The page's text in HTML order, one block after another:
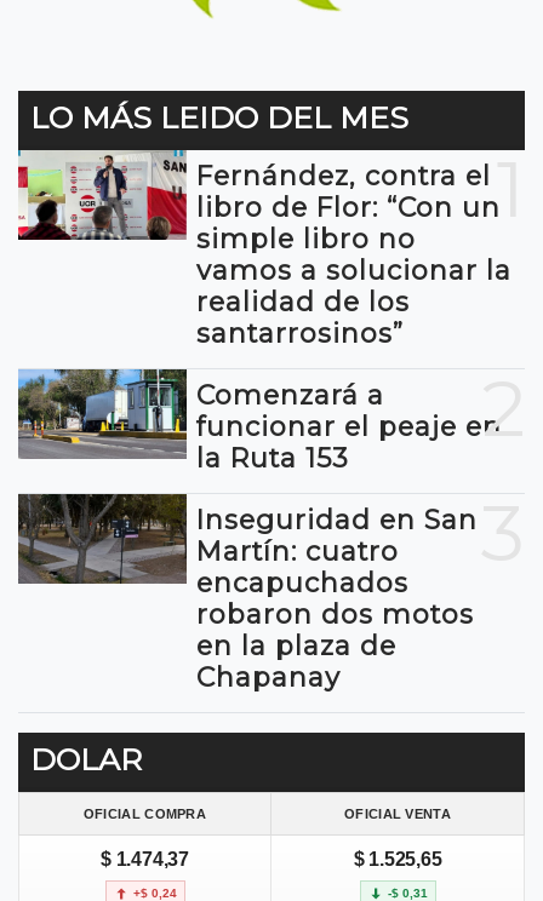
LO MÁS LEIDO DEL MES
1
Fernández, contra el
libro de Flor: “Con un
simple libro no
vamos a solucionar la
realidad de los
santarrosinos”
2
Comenzará a
funcionar el peaje en
la Ruta 153
Inseguridad en San
Martín: cuatro
encapuchados
robaron dos motos
en la plaza de
Chapanay
DOLAR
OFICIAL COMPRA OFICIAL VENTA
$ 1.474,37
+$ 0,24
$ 1.525,65
-$ 0,31